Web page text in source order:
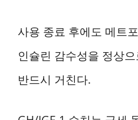
사용 종료 후에도 메트
인슐린 감수성을 정상
반드시 거친다.